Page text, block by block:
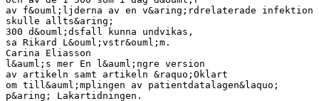
av f&ouml;ljderna av en v&aring;rdrelaterade infektion
skulle allts&aring;
300 d&ouml;dsfall kunna undvikas,
sa Rikard L&ouml;vstr&ouml;m.
Carina Eliasson
l&auml;s mer En l&auml;ngre version
av artikeln samt artikeln &raquo;Oklart
om till&auml;mplingen av patientdatalagen&laquo;
p&aring; Lakartidningen.